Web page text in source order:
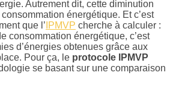
Autrement dit, cette diminution
énergétique. Et c’est
que l’ IPMVP cherche à calculer :
consommation énergétique, c’est
d’énergies obtenues grâce aux
Pour ça, le protocole IPMVP
se basant sur une comparaison